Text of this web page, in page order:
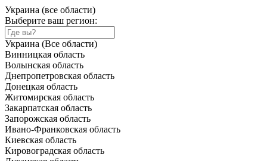
Украина (все области)
Выберите ваш регион:
Украина (Все области)
Винницкая область
Волынская область
Днепропетровская область
Донецкая область
Житомирская область
Закарпатская область
Запорожская область
Ивано-Франковская область
Киевская область
Кировоградская область